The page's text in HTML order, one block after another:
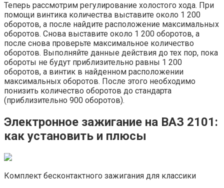
Теперь рассмотрим регулирование холостого хода. При
помощи винтика количества выставите около 1 200
оборотов, а после найдите расположение максимальных
оборотов. Снова выставите около 1 200 оборотов, а
после снова проверьте максимальное количество
оборотов. Выполняйте данные действия до тех пор, пока
обороты не будут приблизительно равны 1 200
оборотов, а винтик в найденном расположении
максимальных оборотов. После этого необходимо
понизить количество оборотов до стандарта
(приблизительно 900 оборотов).
Электронное зажигание на ВАЗ 2101:
как установить и плюсы
Комплект бесконтактного зажигания для классики